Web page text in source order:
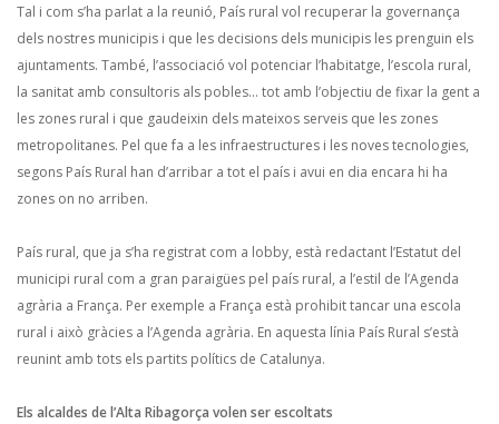
Tal i com s’ha parlat a la reunió, País rural vol recuperar la governança
dels nostres municipis i que les decisions dels municipis les prenguin els
ajuntaments. També, l’associació vol potenciar l’habitatge, l’escola rural,
la sanitat amb consultoris als pobles… tot amb l’objectiu de fixar la gent a
les zones rural i que gaudeixin dels mateixos serveis que les zones
metropolitanes. Pel que fa a les infraestructures i les noves tecnologies,
segons País Rural han d’arribar a tot el país i avui en dia encara hi ha
zones on no arriben.
País rural, que ja s’ha registrat com a lobby, està redactant l’Estatut del
municipi rural com a gran paraigües pel país rural, a l’estil de l’Agenda
agrària a França. Per exemple a França està prohibit tancar una escola
rural i això gràcies a l’Agenda agrària. En aquesta línia País Rural s’està
reunint amb tots els partits polítics de Catalunya.
Els alcaldes de l’Alta Ribagorça volen ser escoltats